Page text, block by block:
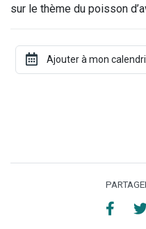
sur le thème du poisson